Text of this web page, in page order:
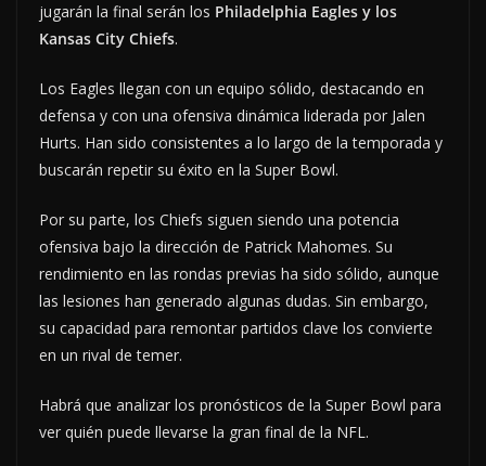
jugarán la final serán los Philadelphia Eagles y los
Kansas City Chiefs.
Los Eagles llegan con un equipo sólido, destacando en
defensa y con una ofensiva dinámica liderada por Jalen
Hurts. Han sido consistentes a lo largo de la temporada y
buscarán repetir su éxito en la Super Bowl.
Por su parte, los Chiefs siguen siendo una potencia
ofensiva bajo la dirección de Patrick Mahomes. Su
rendimiento en las rondas previas ha sido sólido, aunque
las lesiones han generado algunas dudas. Sin embargo,
su capacidad para remontar partidos clave los convierte
en un rival de temer.
Habrá que analizar los pronósticos de la Super Bowl para
ver quién puede llevarse la gran final de la NFL.